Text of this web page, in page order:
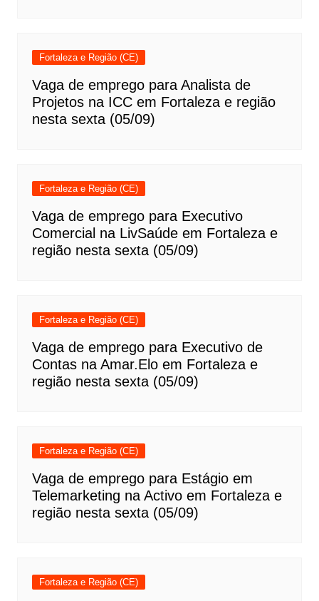
Fortaleza e Região (CE)
Vaga de emprego para Analista de
Projetos na ICC em Fortaleza e região
nesta sexta (05/09)
Fortaleza e Região (CE)
Vaga de emprego para Executivo
Comercial na LivSaúde em Fortaleza e
região nesta sexta (05/09)
Fortaleza e Região (CE)
Vaga de emprego para Executivo de
Contas na Amar.Elo em Fortaleza e
região nesta sexta (05/09)
Fortaleza e Região (CE)
Vaga de emprego para Estágio em
Telemarketing na Activo em Fortaleza e
região nesta sexta (05/09)
Fortaleza e Região (CE)